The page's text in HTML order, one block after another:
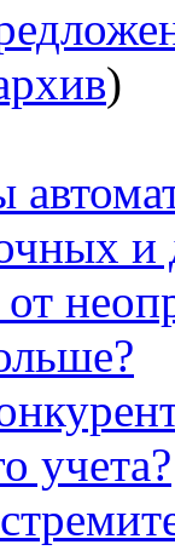
)
от
учета?